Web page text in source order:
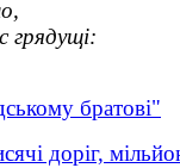
грядущі:
братові"
доріг,